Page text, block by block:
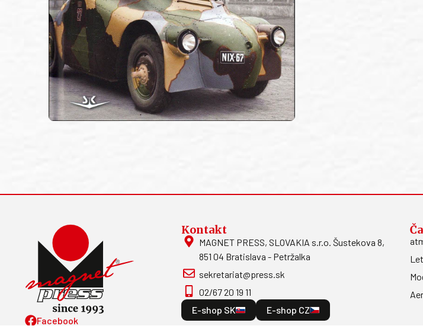
Facebook
Kontakt
MAGNET PRESS, SLOVAKIA s.r.o. Šustekova 8,
851 04 Bratislava - Petržalka
sekretariat@press.sk
02/67 20 19 11
E-shop SK
E-shop CZ